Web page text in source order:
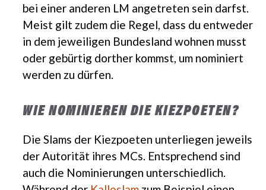
bei einer anderen LM angetreten sein darfst.
Meist gilt zudem die Regel, dass du entweder
in dem jeweiligen Bundesland wohnen musst
oder gebürtig dorther kommst, um nominiert
werden zu dürfen.
WIE NOMINIEREN DIE KIEZPOETEN?
Die Slams der Kiezpoeten unterliegen jeweils
der Autorität ihres MCs. Entsprechend sind
auch die Nominierungen unterschiedlich.